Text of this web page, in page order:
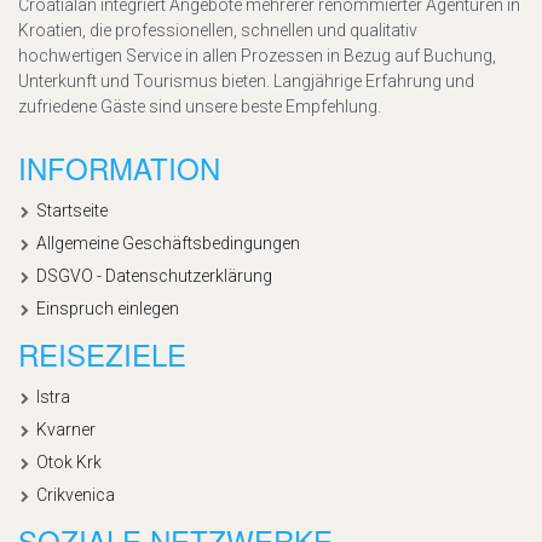
Croatialan integriert Angebote mehrerer renommierter Agenturen in
Kroatien, die professionellen, schnellen und qualitativ
hochwertigen Service in allen Prozessen in Bezug auf Buchung,
Unterkunft und Tourismus bieten. Langjährige Erfahrung und
zufriedene Gäste sind unsere beste Empfehlung.
INFORMATION
Startseite
Allgemeine Geschäftsbedingungen
DSGVO - Datenschutzerklärung
Einspruch einlegen
REISEZIELE
Istra
Kvarner
Otok Krk
Crikvenica